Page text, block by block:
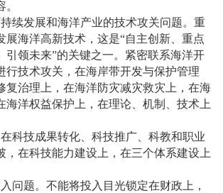
续发展和海洋产业的技术攻关问题。重
展海洋高新技术，这是“自主创新、重点
引领未来”的关键之一。紧密联系海洋开
行技术攻关，在海岸带开发与保护管理
复治理上，在海洋防灾减灾救灾上，在海
海洋权益保护上，在理论、机制、技术上
科技成果转化、科技推广、科教和职业
，在科技能力建设上，在三个体系建设上
问题。不能将投入目光锁定在财政上，